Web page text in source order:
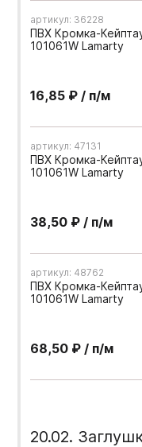
артикул: 36228
ПВХ Кромка-
101061W Lamarty
16,85 ₽ / п/м
артикул: 47131
ПВХ Кромка-
101061W Lamarty
38,50 ₽ / п/м
артикул: 48762
ПВХ Кромка-
101061W Lamarty
68,50 ₽ / п/м
20.02.